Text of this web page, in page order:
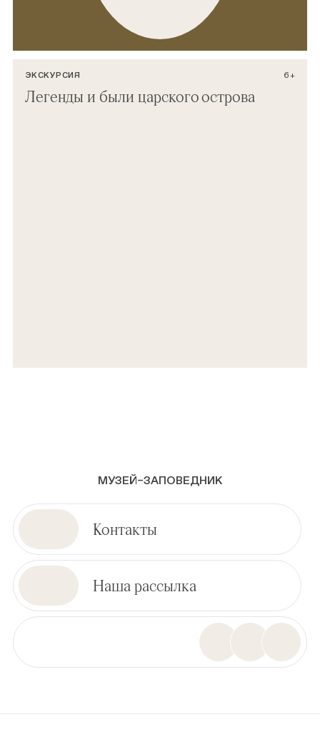
ЭКСКУРСИЯ 6+
Легенды и были царского острова
МУЗЕЙ–ЗАПОВЕДНИК
Контакты
Наша рассылка